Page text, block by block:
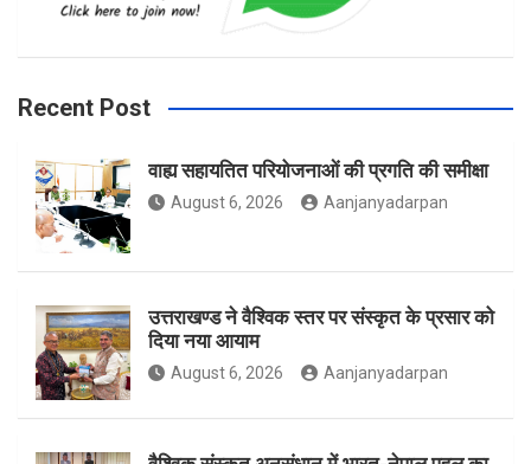
o
k
g e
Recent Post
वाह्य सहायतित परियोजनाओं की प्रगति की समीक्षा
August 6, 2026 Aanjanyadarpan
उत्तराखण्ड ने वैश्विक स्तर पर संस्कृत के प्रसार को
दिया नया आयाम
August 6, 2026 Aanjanyadarpan